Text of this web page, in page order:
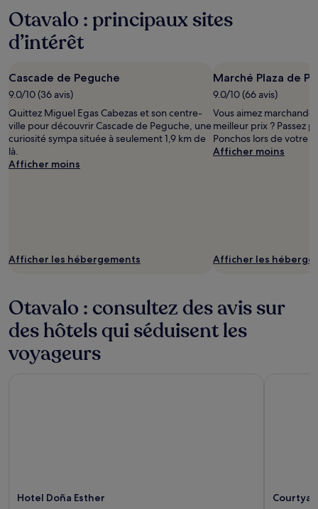
tarif
standard.
Otavalo : principaux sites
d’intérêt
Cascade de Peguche
9.0/10 (36 avis)
Quittez Miguel Egas Cabezas et son centre-
ville pour découvrir Cascade de Peguche, une
curiosité sympa située à seulement 1,9 km de
là.
Afficher moins
Afficher les hébergements
Marché Plaza de
9.0/10 (66 avis)
Vous aimez
meilleur prix ? Passez
Ponchos lors de votre
Afficher moins
Afficher les
Otavalo : consultez des avis sur
des hôtels qui séduisent les
voyageurs
Hotel Doña Esther